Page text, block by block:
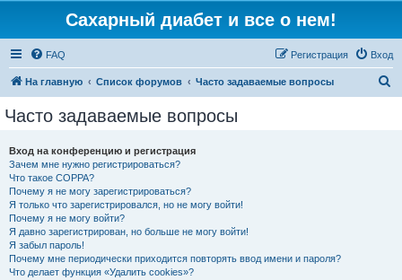
Сахарный диабет и все о нем!
FAQ Вход
Регистрация
На главную Список форумов Часто задаваемые вопросы
Часто задаваемые вопросы
Вход на конференцию и регистрация
Зачем мне нужно регистрироваться?
Что такое COPPA?
Почему я не могу зарегистрироваться?
Я только что зарегистрировался, но не могу войти!
Почему я не могу войти?
Я давно зарегистрирован, но больше не могу войти!
Я забыл пароль!
Почему мне периодически приходится повторять ввод имени и пароля?
Что делает функция «Удалить cookies»?